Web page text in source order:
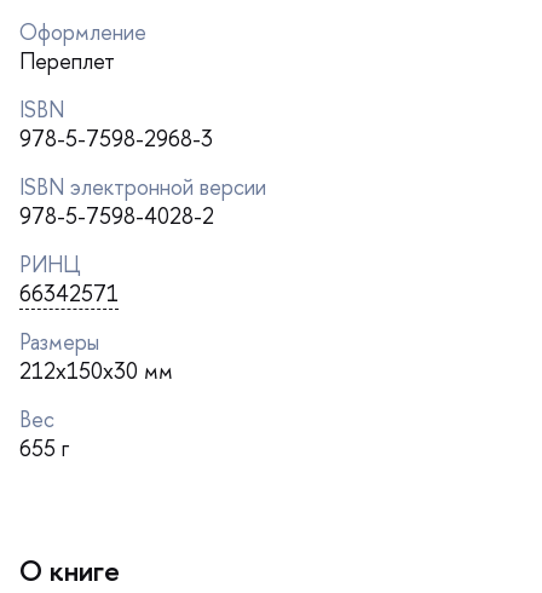
Оформление
Переплет
ISBN
978-5-7598-2968-3
ISBN электронной версии
978-5-7598-4028-2
РИНЦ
66342571
Размеры
212x150x30 мм
ес
655
О книге